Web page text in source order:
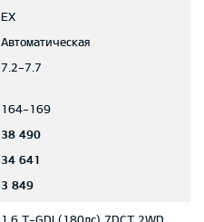
EX
Автоматическая
7.2-7.7
164-169
38 490
34 641
3 849